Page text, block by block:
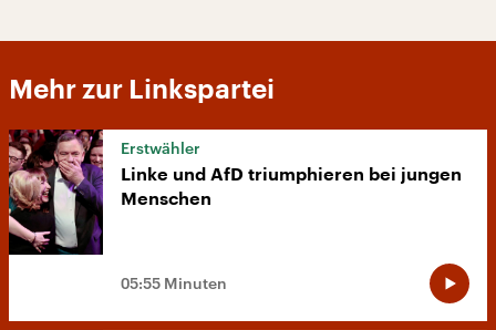
Mehr zur Linkspartei
Erstwähler
Linke und AfD triumphieren bei jungen
Menschen
05:55 Minuten